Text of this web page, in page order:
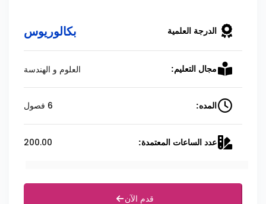
الدرجة العلمية بكالوريوس
مجال التعليم: العلوم و الهندسة
المده: 6 فصول
عدد الساعات المعتمدة: 200.00
قدم الآن